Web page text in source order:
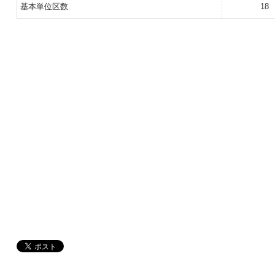
基本単位区数 18